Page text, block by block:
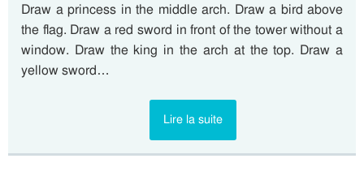
Draw a princess in the middle arch. Draw a bird above
the flag. Draw a red sword in front of the tower without a
window. Draw the king in the arch at the top. Draw a
yellow sword…
Lire la suite